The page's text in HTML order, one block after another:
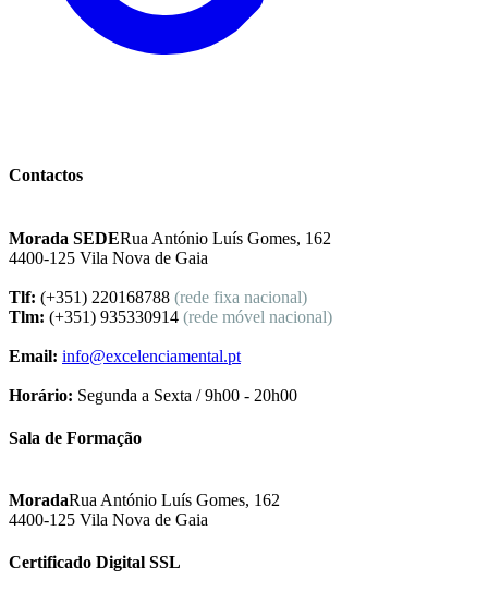
Contactos
Morada SEDERua António Luís Gomes, 162
4400-125 Vila Nova de Gaia
Tlf: (+351) 220168788 (rede fixa nacional)
Tlm: (+351) 935330914 (rede móvel nacional)
Email: info@excelenciamental.pt
Horário: Segunda a Sexta / 9h00 - 20h00
Sala de Formação
MoradaRua António Luís Gomes, 162
4400-125 Vila Nova de Gaia
Certificado Digital SSL